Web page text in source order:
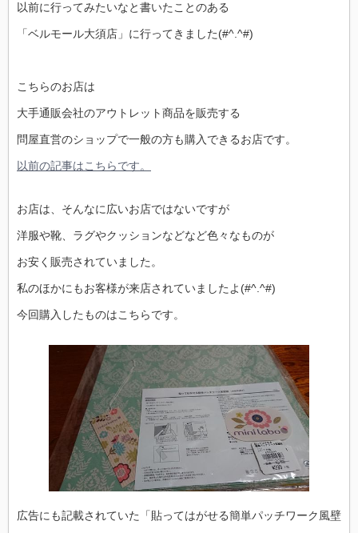
以前に行ってみたいなと書いたことのある
「ベルモール大須店」に行ってきました(#^.^#)
こちらのお店は
大手通販会社のアウトレット商品を販売する
問屋直営のショップで一般の方も購入できるお店です。
以前の記事はこちらです。
お店は、そんなに広いお店ではないですが
洋服や靴、ラグやクッションなどなど色々なものが
お安く販売されていました。
私のほかにもお客様が来店されていましたよ(#^.^#)
今回購入したものはこちらです。
広告にも記載されていた「貼ってはがせる簡単パッチワーク風壁